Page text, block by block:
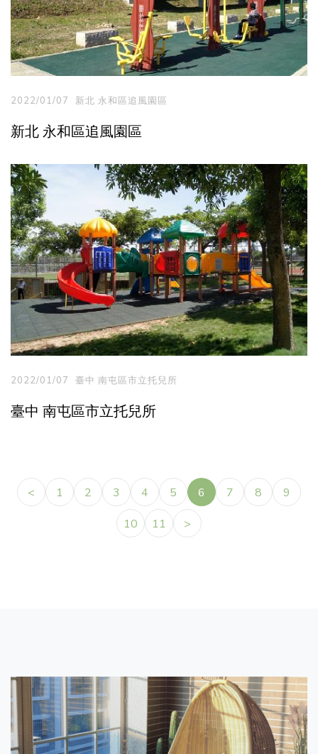
2022/01/07 新北 永和區追風園區
新北 永和區追風園區
2022/01/07 臺中 南屯區市立托兒所
臺中 南屯區市立托兒所
< 1 2 3 4 5 6 7 8
9
10
11 >